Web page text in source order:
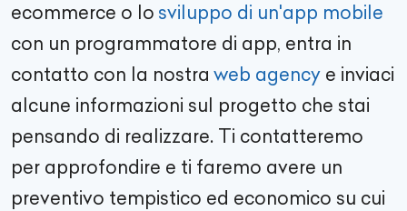
ecommerce o lo sviluppo di un'app mobile
con un programmatore di app, entra in
contatto con la nostra web agency e inviaci
alcune informazioni sul progetto che stai
pensando di realizzare. Ti contatteremo
per approfondire e ti faremo avere un
preventivo tempistico ed economico su cui